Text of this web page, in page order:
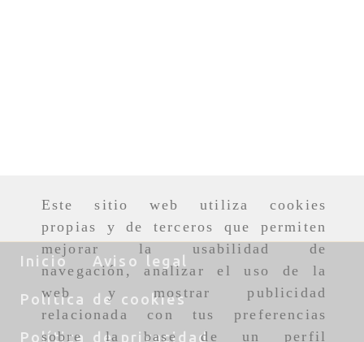
Este sitio web utiliza cookies
propias y de terceros que permiten
mejorar la usabilidad de
navegación, analizar el uso de la
web y mostrar publicidad
relacionada con tus preferencias
sobre la base de un perfil
Inicio Aviso legal
Política de cookies
Política de privacidad